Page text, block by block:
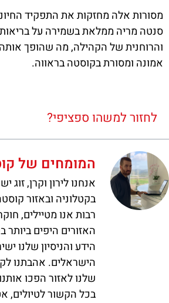
מסורות אלה מחזקות את התפקיד
סנטה מריה ממלאת בשמירה על
והרוחנית של הקהילה, מה שהופך
אמונה ומסורת בקוסטה בראווה.
לחזור למשהו ספציפי?
המומחים של
אנחנו לירון וקרן,
בקטלוניה ובאזור
רבות אנו מטיילים,
האזורים היפים ביותר
הידע והניסיון שלנו
הישראלים. אהבתנו
שלנו לאזור הפכו
בכל הקשור לטיולים,